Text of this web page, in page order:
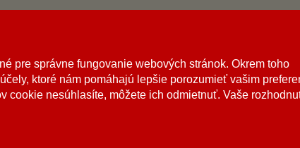
pre správne fungovanie webových stránok. Okrem toho
ktoré nám pomáhajú lepšie porozumieť vašim
cookie nesúhlasíte, môžete ich odmietnuť. Vaše